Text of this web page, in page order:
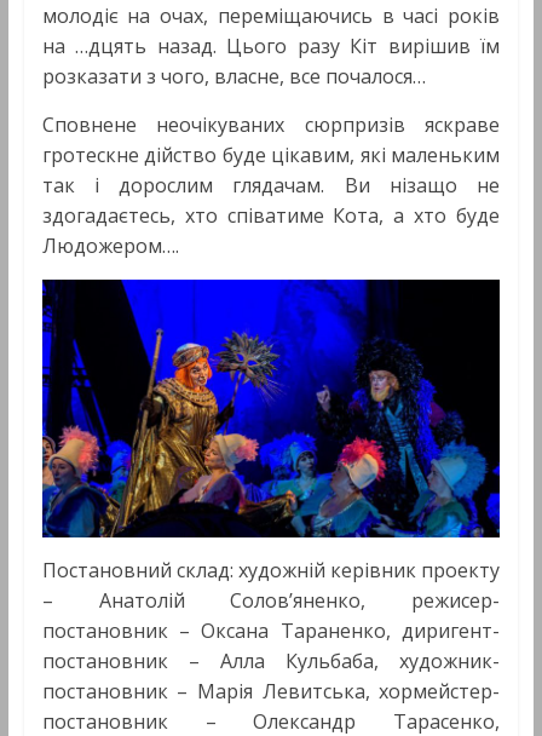
молодіє на очах, переміщаючись в часі років
на …дцять назад. Цього разу Кіт вирішив їм
розказати з чого, власне, все почалося…
Сповнене неочікуваних сюрпризів яскраве
гротескне дійство буде цікавим, які маленьким
так і дорослим глядачам. Ви нізащо не
здогадаєтесь, хто співатиме Кота, а хто буде
Людожером….
Постановний склад: художній керівник проекту
– Анатолій Солов’яненко, режисер-
постановник – Оксана Тараненко, диригент-
постановник – Алла Кульбаба, художник-
постановник – Марія Левитська, хормейстер-
постановник – Олександр Тарасенко,